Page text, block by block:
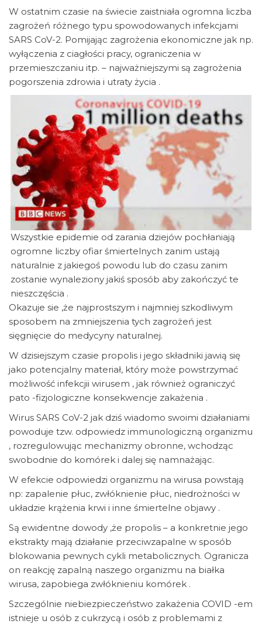
W ostatnim czasie na świecie zaistniała ogromna liczba
zagrożeń różnego typu spowodowanych infekcjami
SARS CoV-2. Pomijając zagrożenia ekonomiczne jak np.
wyłączenia z ciagłości pracy, ograniczenia w
przemieszczaniu itp. – najważniejszymi są zagrożenia
pogorszenia zdrowia i utraty życia .
Wszystkie epidemie od zarania dziejów pochłaniają
ogromne liczby ofiar śmiertelnych zanim ustają
naturalnie z jakiegoś powodu lub do czasu zanim
zostanie wynaleziony jakiś sposób aby zakończyć te
nieszczęścia .
Okazuje sie ,że najprostszym i najmniej szkodliwym
sposobem na zmniejszenia tych zagrożeń jest
sięgnięcie do medycyny naturalnej.
W dzisiejszym czasie propolis i jego składniki jawią się
jako potencjalny materiał, który może powstrzymać
możliwość infekcjii wirusem , jak również ograniczyć
pato -fizjologiczne konsekwencje zakażenia .
Wirus SARS CoV-2 jak dziś wiadomo swoimi działaniami
powoduje tzw. odpowiedz immunologiczną organizmu
, rozregulowując mechanizmy obronne, wchodząc
swobodnie do komórek i dalej się namnażając.
W efekcie odpowiedzi organizmu na wirusa powstają
np: zapalenie płuc, zwłóknienie płuc, niedrożności w
układzie krążenia krwi i inne śmiertelne objawy .
Są ewidentne dowody ,że propolis – a konkretnie jego
ekstrakty mają działanie przeciwzapalne w sposób
blokowania pewnych cykli metabolicznych. Ogranicza
on reakcję zapalną naszego organizmu na białka
wirusa, zapobiega zwłóknieniu komórek .
Szczególnie niebiezpieczeństwo zakażenia COVID -em
istnieje u osób z cukrzycą i osób z problemami z